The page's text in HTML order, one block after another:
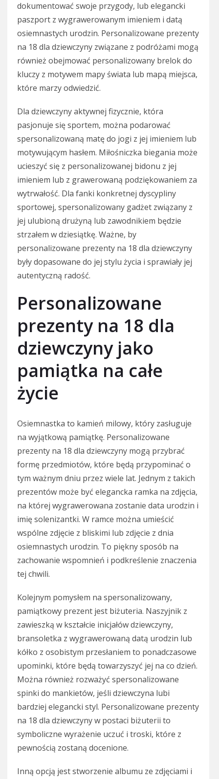
dokumentować swoje przygody, lub elegancki
paszport z wygrawerowanym imieniem i datą
osiemnastych urodzin. Personalizowane prezenty
na 18 dla dziewczyny związane z podróżami mogą
również obejmować personalizowany brelok do
kluczy z motywem mapy świata lub mapą miejsca,
które marzy odwiedzić.
Dla dziewczyny aktywnej fizycznie, która
pasjonuje się sportem, można podarować
spersonalizowaną matę do jogi z jej imieniem lub
motywującym hasłem. Miłośniczka biegania może
ucieszyć się z personalizowanej bidonu z jej
imieniem lub z grawerowaną podziękowaniem za
wytrwałość. Dla fanki konkretnej dyscypliny
sportowej, spersonalizowany gadżet związany z
jej ulubioną drużyną lub zawodnikiem będzie
strzałem w dziesiątkę. Ważne, by
personalizowane prezenty na 18 dla dziewczyny
były dopasowane do jej stylu życia i sprawiały jej
autentyczną radość.
Personalizowane
prezenty na 18 dla
dziewczyny jako
pamiątka na całe
życie
Osiemnastka to kamień milowy, który zasługuje
na wyjątkową pamiątkę. Personalizowane
prezenty na 18 dla dziewczyny mogą przybrać
formę przedmiotów, które będą przypominać o
tym ważnym dniu przez wiele lat. Jednym z takich
prezentów może być elegancka ramka na zdjęcia,
na której wygrawerowana zostanie data urodzin i
imię solenizantki. W ramce można umieścić
wspólne zdjęcie z bliskimi lub zdjęcie z dnia
osiemnastych urodzin. To piękny sposób na
zachowanie wspomnień i podkreślenie znaczenia
tej chwili.
Kolejnym pomysłem na spersonalizowany,
pamiątkowy prezent jest biżuteria. Naszyjnik z
zawieszką w kształcie inicjałów dziewczyny,
bransoletka z wygrawerowaną datą urodzin lub
kółko z osobistym przesłaniem to ponadczasowe
upominki, które będą towarzyszyć jej na co dzień.
Można również rozważyć spersonalizowane
spinki do mankietów, jeśli dziewczyna lubi
bardziej elegancki styl. Personalizowane prezenty
na 18 dla dziewczyny w postaci biżuterii to
symboliczne wyrażenie uczuć i troski, które z
pewnością zostaną docenione.
Inną opcją jest stworzenie albumu ze zdjęciami i